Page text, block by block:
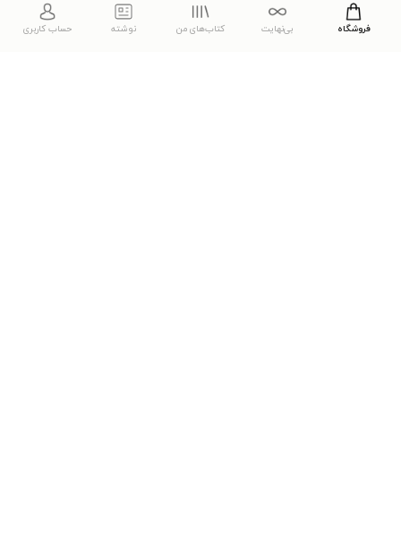
فروشگاه بی‌نهایت کتاب‌های من نوشته حساب کاربری